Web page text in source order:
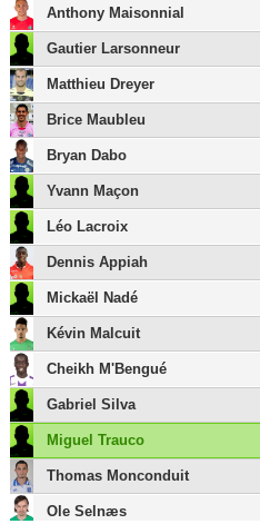
Anthony Maisonnial
Gautier Larsonneur
Matthieu Dreyer
Brice Maubleu
Bryan Dabo
Yvann Maçon
Léo Lacroix
Dennis Appiah
Mickaël Nadé
Kévin Malcuit
Cheikh M'Bengué
Gabriel Silva
Miguel Trauco
Thomas Monconduit
Ole Selnæs